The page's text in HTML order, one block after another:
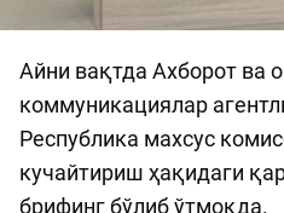
Айни вақтда Ахборот ва
коммуникациялар
Республика махсус
кучайтириш ҳақидаги
брифинг бўлиб ўтмоқда.